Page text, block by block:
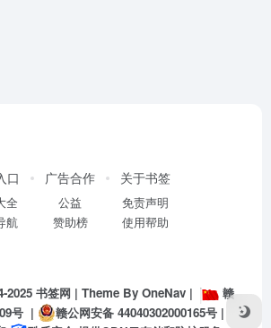
口
全
航
广告合作
公益
赞助榜
关于书签
免责声明
使用帮助
2025 书签网 | Theme By OneNav|
赣
号| 赣公网安备 44040302000165号|